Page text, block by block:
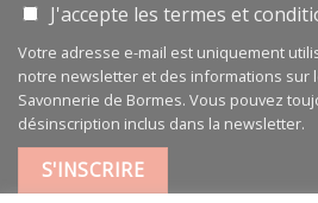
J'accepte les termes et
Votre adresse e-mail est uniquement
notre newsletter et des informations sur
Savonnerie de Bormes. Vous pouvez
désinscription inclus dans la newsletter.